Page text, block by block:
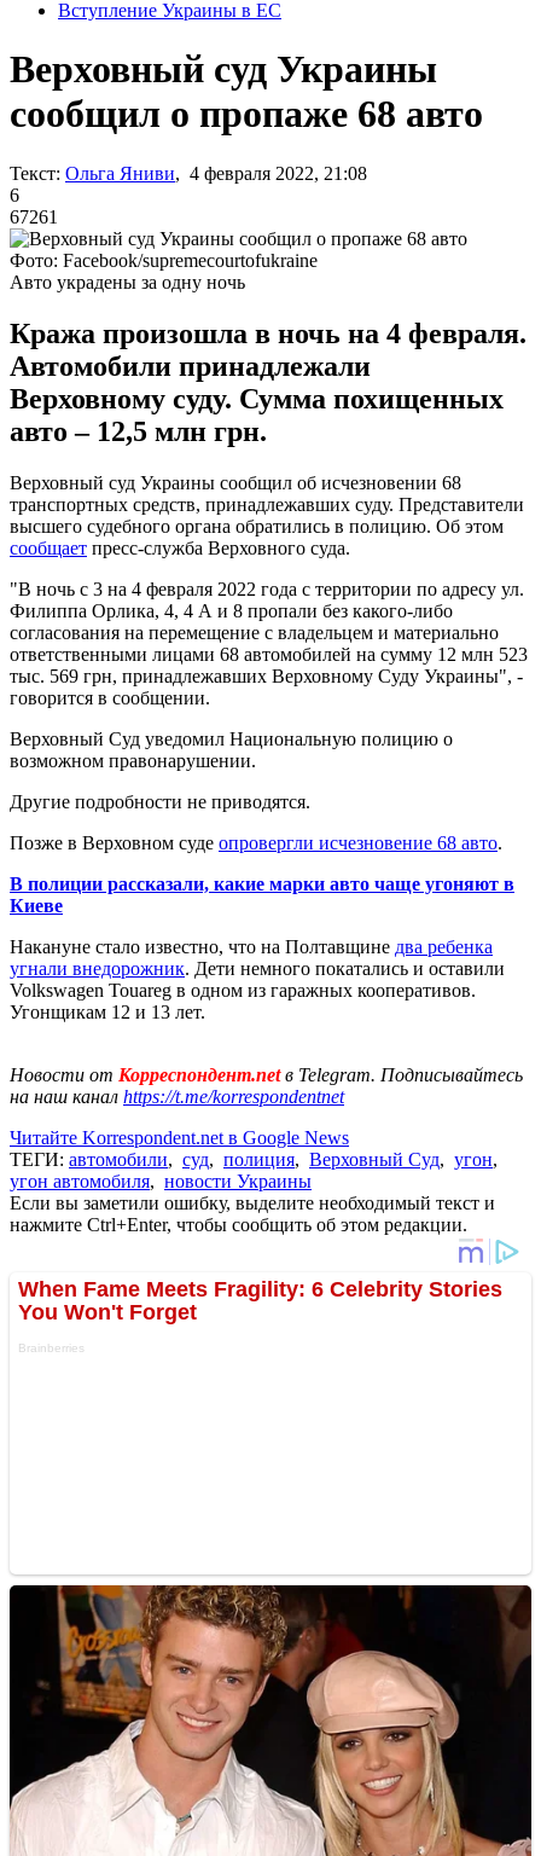
Вступление Украины в ЕС
Верховный суд Украины
сообщил о пропаже 68 авто
Текст: Ольга Яниви, 4 февраля 2022, 21:08
6
67261
Фото: Facebook/supremecourtofukraine
Авто украдены за одну ночь
Кража произошла в ночь на 4 февраля.
Автомобили принадлежали
Верховному суду. Сумма похищенных
авто – 12,5 млн грн.
Верховный суд Украины сообщил об исчезновении 68
транспортных средств, принадлежавших суду. Представители
высшего судебного органа обратились в полицию. Об этом
сообщает пресс-служба Верховного суда.
"В ночь с 3 на 4 февраля 2022 года с территории по адресу ул.
Филиппа Орлика, 4, 4 А и 8 пропали без какого-либо
согласования на перемещение с владельцем и материально
ответственными лицами 68 автомобилей на сумму 12 млн 523
тыс. 569 грн, принадлежавших Верховному Суду Украины", -
говорится в сообщении.
Верховный Суд уведомил Национальную полицию о
возможном правонарушении.
Другие подробности не приводятся.
Позже в Верховном суде опровергли исчезновение 68 авто.
В полиции рассказали, какие марки авто чаще угоняют в
Киеве
Накануне стало известно, что на Полтавщине два ребенка
угнали внедорожник. Дети немного покатались и оставили
Volkswagen Touareg в одном из гаражных кооперативов.
Угонщикам 12 и 13 лет.
Новости от Корреспондент.netв Telegram. Подписывайтесь
на наш канал https://t.me/korrespondentnet
Читайте Korrespondent.net в Google News
ТЕГИ: автомобили, суд, полиция, Верховный Суд, угон,
угон автомобиля, новости Украины
Если вы заметили ошибку, выделите необходимый текст и
нажмите Ctrl+Enter, чтобы сообщить об этом редакции.